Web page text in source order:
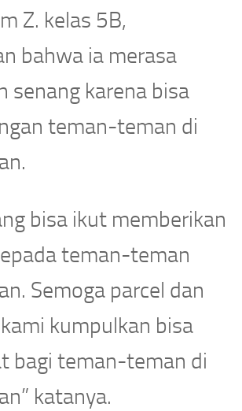
Z. kelas 5B,
bahwa ia merasa
senang karena bisa
teman-teman di
bisa ikut memberikan
teman-teman
Semoga parcel dan
kumpulkan bisa
bagi teman-teman di
katanya.